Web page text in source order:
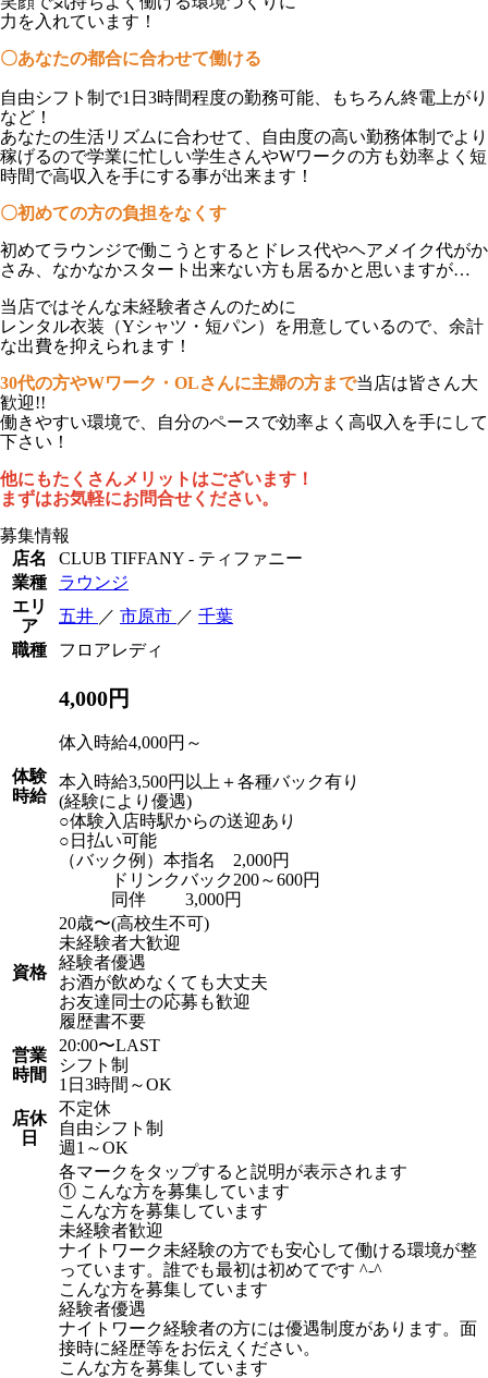
力を入れています！
〇あなたの都合に合わせて働ける
自由シフト制で1日3時間程度の勤務可能、もちろん終電上がり
など！
あなたの生活リズムに合わせて、自由度の高い勤務体制でより
稼げるので学業に忙しい学生さんやWワークの方も効率よく短
時間で高収入を手にする事が出来ます！
〇初めての方の負担をなくす
初めてラウンジで働こうとするとドレス代やヘアメイク代がか
さみ、なかなかスタート出来ない方も居るかと思いますが…
当店ではそんな未経験者さんのために
レンタル衣装（Yシャツ・短パン）を用意しているので、余計
な出費を抑えられます！
30代の方やWワーク・OLさんに主婦の方まで当店は皆さん大
歓迎!!
働きやすい環境で、自分のペースで効率よく高収入を手にして
下さい！
他にもたくさんメリットはございます！
まずはお気軽にお問合せください。
募集情報
店名
CLUB TIFFANY - ティファニー
業種
ラウンジ
エリ
ア
五井 ／ 市原市 ／ 千葉
職種
フロアレディ
体験
時給
4,000円
体入時給4,000円～
本入時給3,500円以上＋各種バック有り
(経験により優遇)
○体験入店時駅からの送迎あり
○日払い可能
（バック例）本指名 2,000円
ドリンクバック200～600円
同伴 3,000円
資格
20歳〜(高校生不可)
未経験者大歓迎
経験者優遇
お酒が飲めなくても大丈夫
お友達同士の応募も歓迎
履歴書不要
営業
時間
20:00〜LAST
シフト制
1日3時間～OK
店休
日
不定休
自由シフト制
週1～OK
各マークをタップすると説明が表示されます
① こんな方を募集しています
こんな方を募集しています
未経験者歓迎
ナイトワーク未経験の方でも安心して働ける環境が整
っています。誰でも最初は初めてです ^-^
こんな方を募集しています
経験者優遇
ナイトワーク経験者の方には優遇制度があります。面
接時に経歴等をお伝えください。
こんな方を募集しています